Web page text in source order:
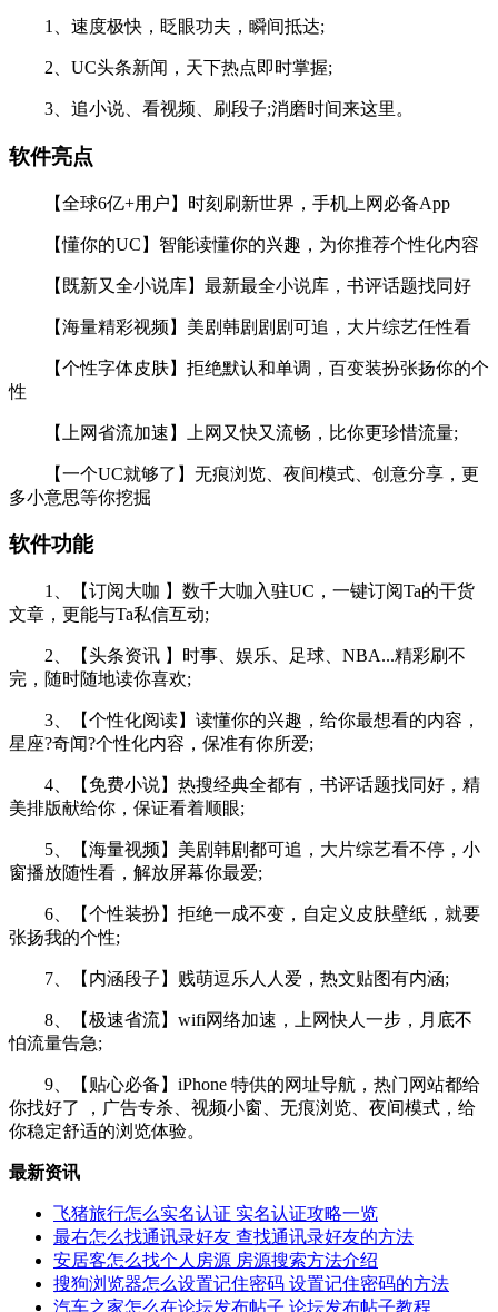
1、速度极快，眨眼功夫，瞬间抵达;
2、UC头条新闻，天下热点即时掌握;
3、追小说、看视频、刷段子;消磨时间来这里。
软件亮点
【全球6亿+用户】时刻刷新世界，手机上网必备App
【懂你的UC】智能读懂你的兴趣，为你推荐个性化内容
【既新又全小说库】最新最全小说库，书评话题找同好
【海量精彩视频】美剧韩剧剧剧可追，大片综艺任性看
【个性字体皮肤】拒绝默认和单调，百变装扮张扬你的个
性
【上网省流加速】上网又快又流畅，比你更珍惜流量;
【一个UC就够了】无痕浏览、夜间模式、创意分享，更
多小意思等你挖掘
软件功能
1、【订阅大咖 】数千大咖入驻UC，一键订阅Ta的干货
文章，更能与Ta私信互动;
2、【头条资讯 】时事、娱乐、足球、NBA...精彩刷不
完，随时随地读你喜欢;
3、【个性化阅读】读懂你的兴趣，给你最想看的内容，
星座?奇闻?个性化内容，保准有你所爱;
4、【免费小说】热搜经典全都有，书评话题找同好，精
美排版献给你，保证看着顺眼;
5、【海量视频】美剧韩剧都可追，大片综艺看不停，小
窗播放随性看，解放屏幕你最爱;
6、【个性装扮】拒绝一成不变，自定义皮肤壁纸，就要
张扬我的个性;
7、【内涵段子】贱萌逗乐人人爱，热文贴图有内涵;
8、【极速省流】wifi网络加速，上网快人一步，月底不
怕流量告急;
9、【贴心必备】iPhone 特供的网址导航，热门网站都给
你找好了 ，广告专杀、视频小窗、无痕浏览、夜间模式，给
你稳定舒适的浏览体验。
最新资讯
飞猪旅行怎么实名认证 实名认证攻略一览
最右怎么找通讯录好友 查找通讯录好友的方法
安居客怎么找个人房源 房源搜索方法介绍
搜狗浏览器怎么设置记住密码 设置记住密码的方法
汽车之家怎么在论坛发布帖子 论坛发布帖子教程